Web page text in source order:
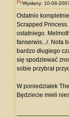
Wysłany: 10-06-
Ostatnio
Scrapped
ostatniego.
fanserwis.../. Nota
bardzo długiego
się spodziewać
sobie przybrał
W poniedziałek
Będziecie mieli